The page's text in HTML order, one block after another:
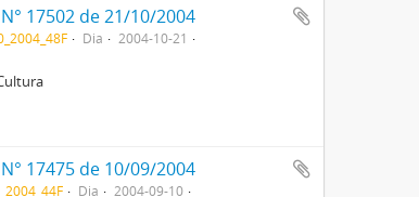
17502 de 21/10/2004
Dia
2004-10-21
17475 de 10/09/2004
Dia 2004-09-10